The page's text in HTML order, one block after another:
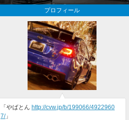
プロフィール
「やばとん http://cvw.jp/b/199066/4922960
7/」